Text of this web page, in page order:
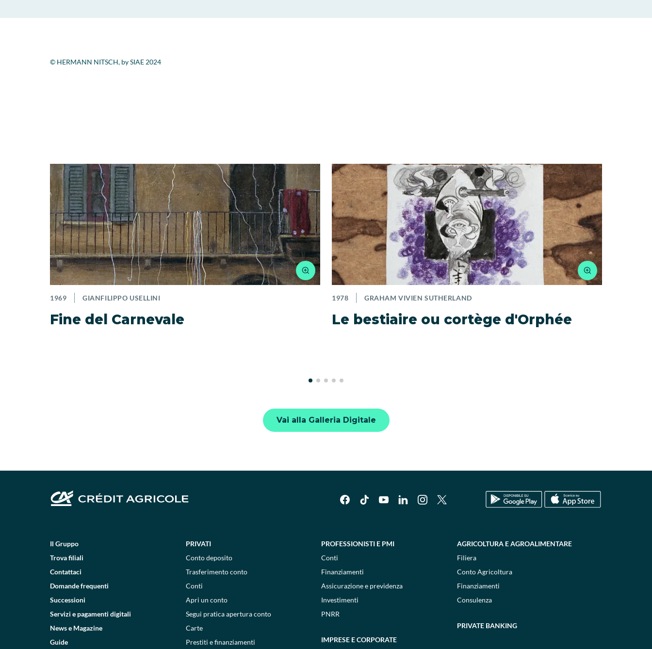
© HERMANN NITSCH, by SIAE 2024
1969 GIANFILIPPO USELLINI
Fine del Carnevale
1978 GRAHAM VIVIEN SUTHERLAND
Le bestiaire ou cortège d'Orphée
Vai alla Galleria Digitale
Il Gruppo
Trova filiali
Contattaci
Domande frequenti
Successioni
Servizi e pagamenti digitali
News e Magazine
Guide
PRIVATI
Conto deposito
Trasferimento conto
Conti
Apri un conto
Segui pratica apertura conto
Carte
Prestiti e finanziamenti
PROFESSIONISTI E PMI
Conti
Finanziamenti
Assicurazione e previdenza
Investimenti
PNRR
IMPRESE E CORPORATE
AGRICOLTURA E AGROALIMENTARE
Filiera
Conto Agricoltura
Finanziamenti
Consulenza
PRIVATE BANKING